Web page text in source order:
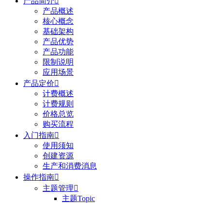
产品概述
核心概念
基础架构
产品优势
产品功能
限制说明
应用场景
产品定价
计费概述
计费规则
价格总览
购买流程
入门指南
使用须知
创建资源
生产和消费消息
操作指南
主题管理
主题Topic